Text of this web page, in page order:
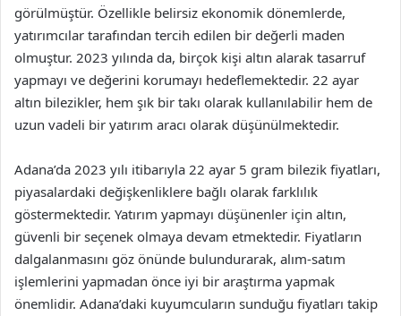
görülmüştür. Özellikle belirsiz ekonomik dönemlerde,
yatırımcılar tarafından tercih edilen bir değerli maden
olmuştur. 2023 yılında da, birçok kişi altın alarak tasarruf
yapmayı ve değerini korumayı hedeflemektedir. 22 ayar
altın bilezikler, hem şık bir takı olarak kullanılabilir hem de
uzun vadeli bir yatırım aracı olarak düşünülmektedir.
Adana’da 2023 yılı itibarıyla 22 ayar 5 gram bilezik fiyatları,
piyasalardaki değişkenliklere bağlı olarak farklılık
göstermektedir. Yatırım yapmayı düşünenler için altın,
güvenli bir seçenek olmaya devam etmektedir. Fiyatların
dalgalanmasını göz önünde bulundurarak, alım-satım
işlemlerini yapmadan önce iyi bir araştırma yapmak
önemlidir. Adana’daki kuyumcuların sunduğu fiyatları takip